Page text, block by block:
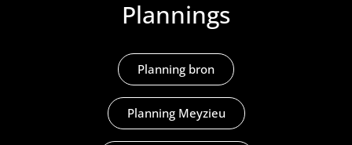
Plannings
Planning bron
Planning Meyzieu